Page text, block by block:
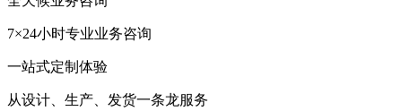
7×24小时专业业务咨询
一站式定制体验
从设计、生产、发货一条龙服务